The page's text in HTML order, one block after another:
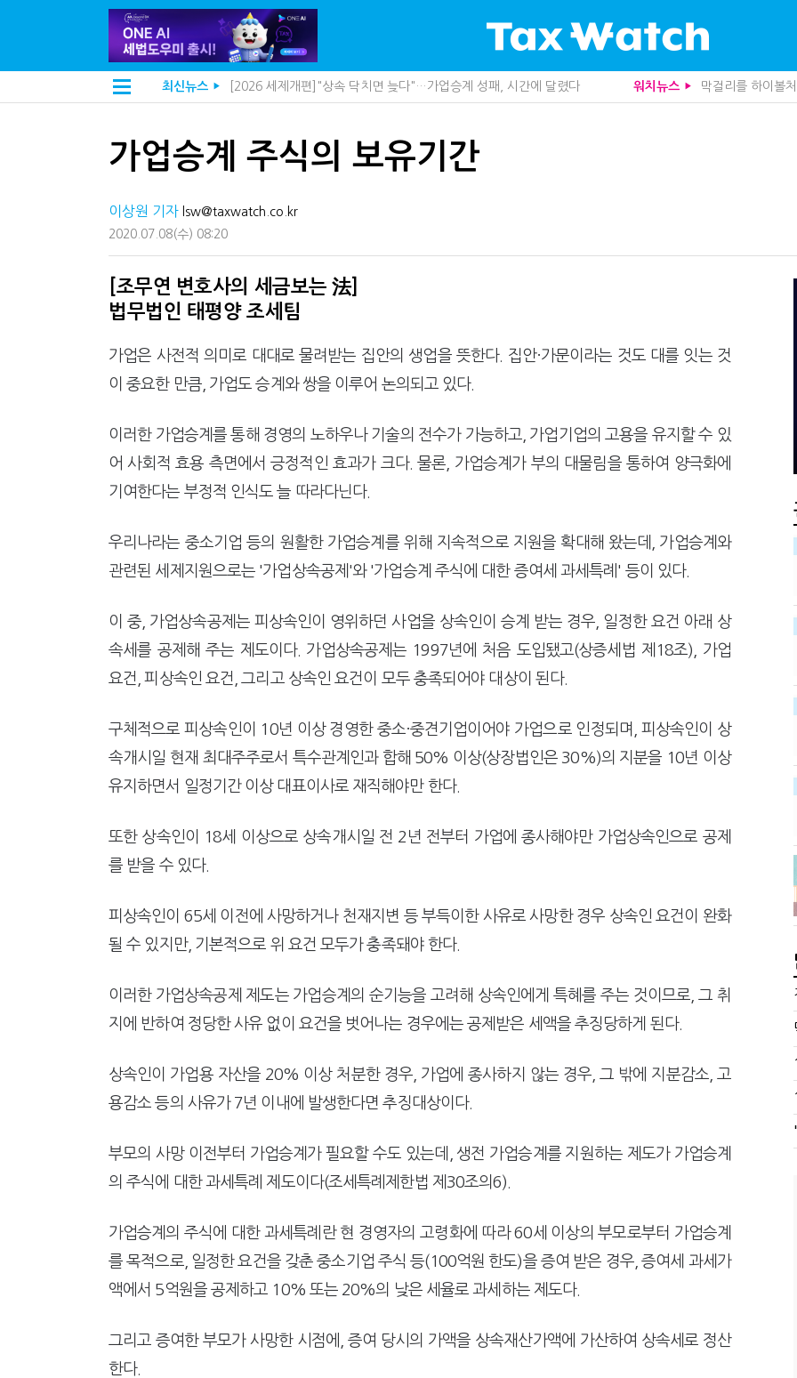
최신뉴스 ▶
[2026 세제개편]종부세는 집값, 가업상속은 기술…납세자가 꼭 볼 5가지
해외 안 갔는데 긁힌 신용카드…관세청이 몇분 만에 찾아낸 비결은?
전자담배 통관, 이제 제품이 아니라 공급망을 본다
[인터뷰]중앙정부 돈으로만 못 산다…지자체도 '경영'의 시대
"10년 넘게 7급은 문제"...인사로 답한 임광현 국세청장
"정상 승계까지 막을까"…전문가가 본 가업상속공제 개편 우려
김밥엔 어떤 술 어울릴까?…국세청이 K-푸드 꺼낸 까닭
"세무플랫폼 문제 해결될 것"…세무사회 진단, 왜
배달라이더 원천징수 세금 인하…환급 플랫폼 수익성 악화될까
고액자산가 더 옥죈다…해외신탁 미신고 제보에 포상금
"오래 보유보다 오래 살아야"…1주택 세금 '실거주' 중심으로
[2026 세제개편]"상속 닥치면 늦다"…가업승계 성패, 시간에 달렸다
워치뉴스 ▶
10년 실거주도
중앙정부 돈으로
전자담배 통관,
집 한 채 팔고
막걸리를 하이볼
가업승계 주식의 보유기간
이상원 기자 lsw@taxwatch.co.kr
2020.07.08(수) 08:20
[조무연 변호사의 세금보는 法]
법무법인 태평양 조세팀
가업은 사전적 의미로 대대로 물려받는 집안의 생업을 뜻한다. 집안·가문이라는 것도 대를 잇는 것
이 중요한 만큼, 가업도 승계와 쌍을 이루어 논의되고 있다.
이러한 가업승계를 통해 경영의 노하우나 기술의 전수가 가능하고, 가업기업의 고용을 유지할 수 있
어 사회적 효용 측면에서 긍정적인 효과가 크다. 물론, 가업승계가 부의 대물림을 통하여 양극화에
기여한다는 부정적 인식도 늘 따라다닌다.
우리나라는 중소기업 등의 원활한 가업승계를 위해 지속적으로 지원을 확대해 왔는데, 가업승계와
관련된 세제지원으로는 '가업상속공제'와 '가업승계 주식에 대한 증여세 과세특례' 등이 있다.
이 중, 가업상속공제는 피상속인이 영위하던 사업을 상속인이 승계 받는 경우, 일정한 요건 아래 상
속세를 공제해 주는 제도이다. 가업상속공제는 1997년에 처음 도입됐고(상증세법 제18조), 가업
요건, 피상속인 요건, 그리고 상속인 요건이 모두 충족되어야 대상이 된다.
구체적으로 피상속인이 10년 이상 경영한 중소·중견기업이어야 가업으로 인정되며, 피상속인이 상
속개시일 현재 최대주주로서 특수관계인과 합해 50% 이상(상장법인은 30%)의 지분을 10년 이상
유지하면서 일정기간 이상 대표이사로 재직해야만 한다.
또한 상속인이 18세 이상으로 상속개시일 전 2년 전부터 가업에 종사해야만 가업상속인으로 공제
를 받을 수 있다.
피상속인이 65세 이전에 사망하거나 천재지변 등 부득이한 사유로 사망한 경우 상속인 요건이 완화
될 수 있지만, 기본적으로 위 요건 모두가 충족돼야 한다.
이러한 가업상속공제 제도는 가업승계의 순기능을 고려해 상속인에게 특혜를 주는 것이므로, 그 취
지에 반하여 정당한 사유 없이 요건을 벗어나는 경우에는 공제받은 세액을 추징당하게 된다.
상속인이 가업용 자산을 20% 이상 처분한 경우, 가업에 종사하지 않는 경우, 그 밖에 지분감소, 고
용감소 등의 사유가 7년 이내에 발생한다면 추징대상이다.
부모의 사망 이전부터 가업승계가 필요할 수도 있는데, 생전 가업승계를 지원하는 제도가 가업승계
의 주식에 대한 과세특례 제도이다(조세특례제한법 제30조의6).
가업승계의 주식에 대한 과세특례란 현 경영자의 고령화에 따라 60세 이상의 부모로부터 가업승계
를 목적으로, 일정한 요건을 갖춘 중소기업 주식 등(100억원 한도)을 증여 받은 경우, 증여세 과세가
액에서 5억원을 공제하고 10% 또는 20%의 낮은 세율로 과세하는 제도다.
그리고 증여한 부모가 사망한 시점에, 증여 당시의 가액을 상속재산가액에 가산하여 상속세로 정산
한다.